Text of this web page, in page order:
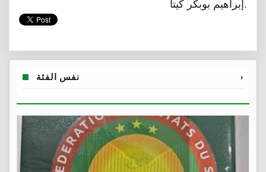
إبراهيم بوبكر كيتا.
نفس الفئة ›